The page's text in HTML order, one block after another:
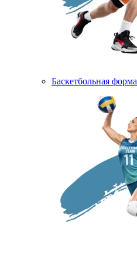
Баскетбольная форма